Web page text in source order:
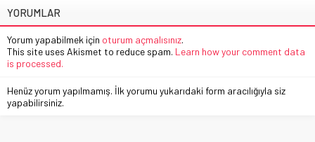
YORUMLAR
Yorum yapabilmek için oturum açmalısınız.
This site uses Akismet to reduce spam. Learn how your comment data
is processed.
Henüz yorum yapılmamış. İlk yorumu yukarıdaki form aracılığıyla siz
yapabilirsiniz.